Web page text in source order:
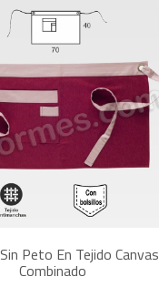
Peto En Tejido Canvas
Combinado